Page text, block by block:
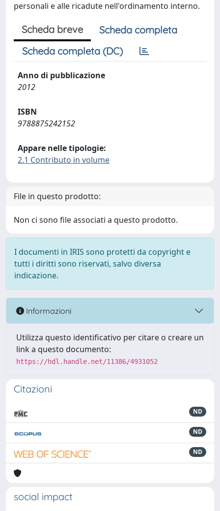
personali e alle ricadute nell'ordinamento interno.
Scheda breve
Scheda completa
Scheda completa (DC)
Anno di pubblicazione
2012
ISBN
9788875242152
Appare nelle tipologie:
2.1 Contributo in volume
File in questo prodotto:
Non ci sono file associati a questo prodotto.
I documenti in IRIS sono protetti da copyright e
tutti i diritti sono riservati, salvo diversa
indicazione.
Informazioni
Utilizza questo identificativo per citare o creare un
link a questo documento:
https://hdl.handle.net/11386/4931052
Citazioni
ND
ND
ND
social impact